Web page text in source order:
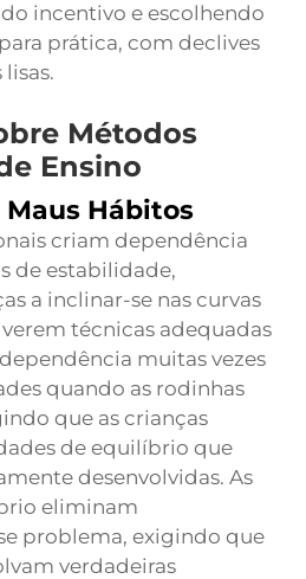
incentivo e escolhendo
prática, com declives
Métodos
Ensino
Hábitos
criam dependência
de estabilidade,
a inclinar-se nas curvas
técnicas adequadas
muitas vezes
quando as rodinhas
que as crianças
de equilíbrio que
desenvolvidas. As
eliminam
problema, exigindo que
verdadeiras